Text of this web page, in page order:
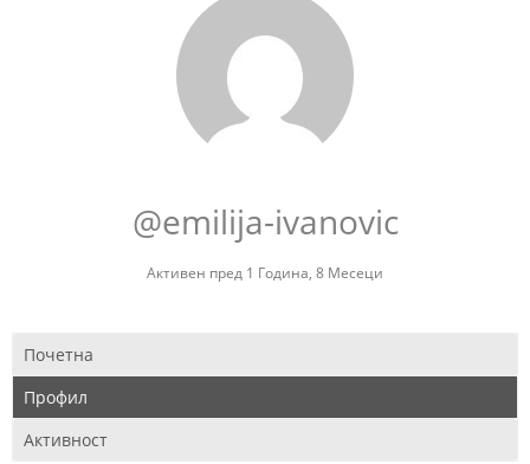
@emilija-ivanovic
Активен пред 1 Година, 8 Месеци
Почетна
Профил
Активност